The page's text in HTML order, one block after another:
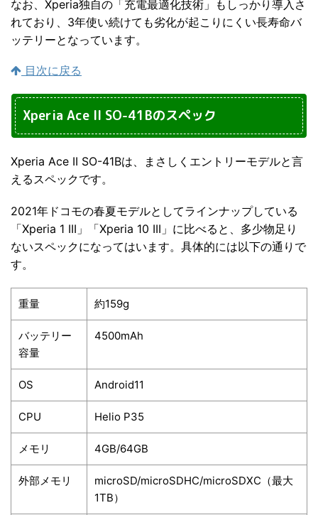
なお、Xperia独自の「充電最適化技術」もしっかり導入さ
れており、3年使い続けても劣化が起こりにくい長寿命バ
ッテリーとなっています。
目次に戻る
Xperia Ace II SO-41Bのスペック
Xperia Ace II SO-41Bは、まさしくエントリーモデルと言
えるスペックです。
2021年ドコモの春夏モデルとしてラインナップしている
「Xperia 1 III」「Xperia 10 III」に比べると、多少物足り
ないスペックになってはいます。具体的には以下の通りで
す。
重量 約159g
バッテリー
容量
4500mAh
OS Android11
CPU Helio P35
メモリ 4GB/64GB
外部メモリ
microSD/microSDHC/microSDXC（最大
1TB）